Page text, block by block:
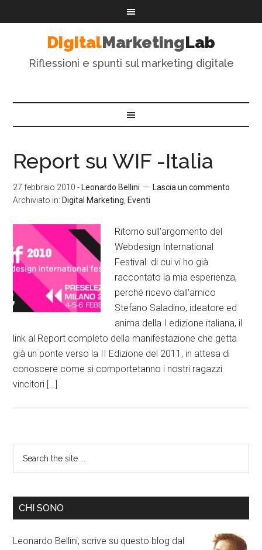
DigitalMarketingLab
Riflessioni e spunti sul marketing digitale
Report su WIF -Italia
27 febbraio 2010 - Leonardo Bellini
Lascia un commento
Archiviato in: Digital Marketing Eventi
Ritorno sull'argomento del
Webdesign International
Festival di cui vi ho già
raccontato la mia esperienza,
perché ricevo dall'amico
Stefano Saladino, ideatore ed
anima della I edizione italiana, il
link al Report completo della manifestazione che getta
già un ponte verso la II Edizione del 2011, in attesa di
conoscere come si comportetanno i nostri ragazzi
vincitori […]
CHI SONO
Leonardo Bellini, scrive su questo blog dal